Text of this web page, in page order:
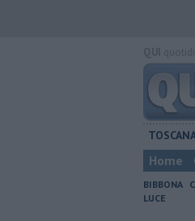
Home
BIBBONA
LUCE